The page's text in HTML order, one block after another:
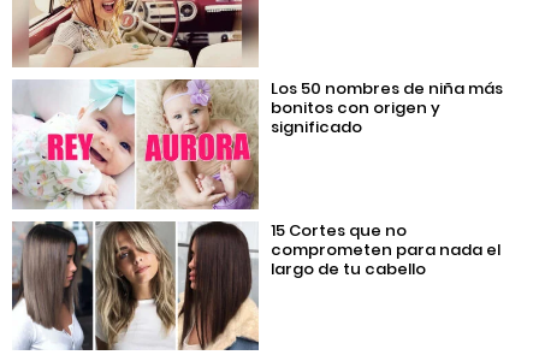
Los 50 nombres de niña más
bonitos con origen y
significado
15 Cortes que no
comprometen para nada el
largo de tu cabello